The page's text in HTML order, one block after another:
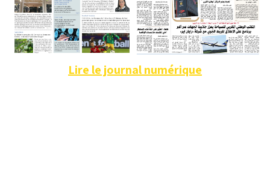
Lire le journal numérique